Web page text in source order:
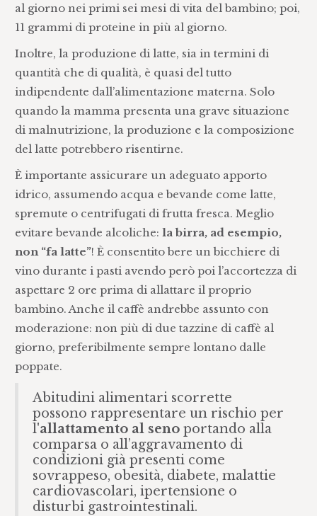
al giorno nei primi sei mesi di vita del bambino; poi,
11 grammi di proteine in più al giorno.
Inoltre, la produzione di latte, sia in termini di
quantità che di qualità, è quasi del tutto
indipendente dall’alimentazione materna. Solo
quando la mamma presenta una grave situazione
di malnutrizione, la produzione e la composizione
del latte potrebbero risentirne.
È importante assicurare un adeguato apporto
idrico, assumendo acqua e bevande come latte,
spremute o centrifugati di frutta fresca. Meglio
evitare bevande alcoliche:la birra, ad esempio,
non “fa latte”! È consentito bere un bicchiere di
vino durante i pasti avendo però poi l’accortezza di
aspettare 2 ore prima di allattare il proprio
bambino. Anche il caffè andrebbe assunto con
moderazione: non più di due tazzine di caffè al
giorno, preferibilmente sempre lontano dalle
poppate.
Abitudini alimentari scorrette
possono rappresentare un rischio per
l'allattamento al senoportando alla
comparsa o all’aggravamento di
condizioni già presenti come
sovrappeso, obesità, diabete, malattie
cardiovascolari, ipertensione o
disturbi gastrointestinali.